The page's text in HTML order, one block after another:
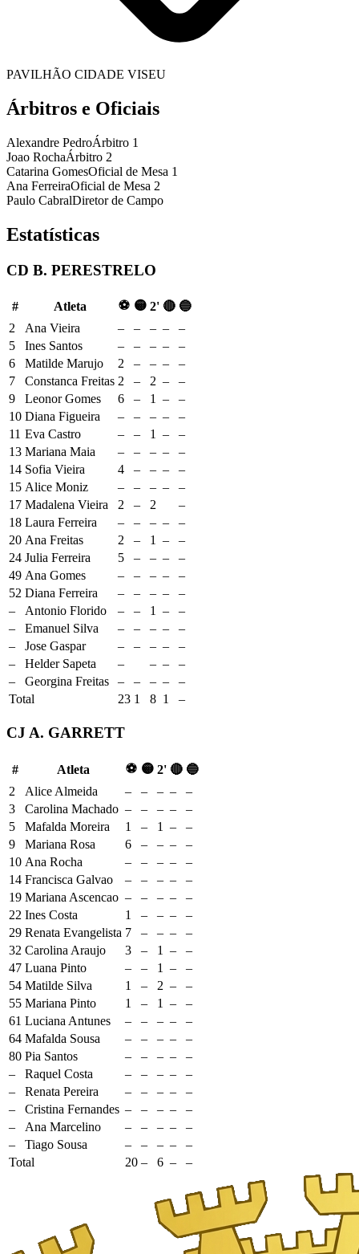
PAVILHÃO CIDADE VISEU
Árbitros e Oficiais
Alexandre PedroÁrbitro 1
Joao RochaÁrbitro 2
Catarina GomesOficial de Mesa 1
Ana FerreiraOficial de Mesa 2
Paulo CabralDiretor de Campo
Estatísticas
CD B. PERESTRELO
# Atleta ⚽ 🟡 2' 🔴 🔵
2
Ana Vieira – – – –
–
5
Ines Santos – – – –
–
6
Matilde Marujo 2 – – –
–
7
Constanca Freitas 2 – 2 –
–
9
Leonor Gomes 6 – 1 –
–
10 Diana Figueira – – – –
–
11 Eva Castro – – 1 –
–
13 Mariana Maia – – – –
–
14 Sofia Vieira 4 – – –
–
15 Alice Moniz – – – –
–
17 Madalena Vieira 2 – 2
–
18 Laura Ferreira – – – –
–
20 Ana Freitas 2 – 1 –
–
24 Julia Ferreira 5 – – –
–
49 Ana Gomes – – – –
–
52 Diana Ferreira – – – –
–
–
Antonio Florido – – 1 –
–
–
Emanuel Silva – – – –
–
–
Jose Gaspar – – – –
–
–
Helder Sapeta – – –
–
–
Georgina Freitas – – – –
–
Total
23 1 8 1 –
CJ A. GARRETT
# Atleta ⚽ 🟡 2' 🔴 🔵
2
Alice Almeida – – – –
–
3
Carolina Machado – – – –
–
5
Mafalda Moreira 1 – 1 –
–
9
Mariana Rosa 6 – – –
–
10 Ana Rocha – – – –
–
14 Francisca Galvao – – – –
–
19 Mariana Ascencao – – – –
–
22 Ines Costa 1 – – –
–
29 Renata Evangelista 7 – – –
–
32 Carolina Araujo 3 – 1 –
–
47 Luana Pinto – – 1 –
–
54 Matilde Silva 1 – 2 –
–
55 Mariana Pinto 1 – 1 –
–
61 Luciana Antunes – – – –
–
64 Mafalda Sousa – – – –
–
80 Pia Santos – – – –
–
–
Raquel Costa – – – –
–
–
Renata Pereira – – – –
–
–
Cristina Fernandes – – – –
–
–
Ana Marcelino – – – –
–
–
Tiago Sousa – – – –
–
Total
20 – 6 – –